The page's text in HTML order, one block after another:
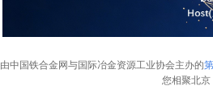
由中国铁合金网与国际冶金资源工业协会主办的
您相聚北京